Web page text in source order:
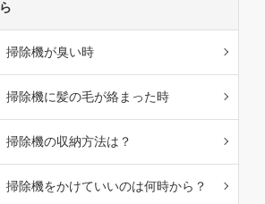
ら
掃除機が臭い時
掃除機に髪の毛が絡まった時
掃除機の収納方法は？
掃除機をかけていいのは何時から？